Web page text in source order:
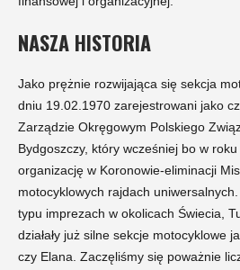
NASZA HISTORIA
Jako prężnie rozwijająca się sekcja
dniu 19.02.1970 zarejestrowani jako
Zarządzie Okręgowym Polskiego
Bydgoszczy, który wcześniej bo w roku
organizację w Koronowie-eliminacji
motocyklowych rajdach
typu imprezach w okolicach Świecia,
działały już silne sekcje motocyklowe
czy Elana. Zaczęliśmy się poważnie